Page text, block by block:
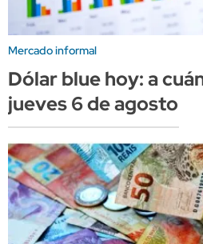
Mercado informal
Dólar blue hoy: a
jueves 6 de agosto